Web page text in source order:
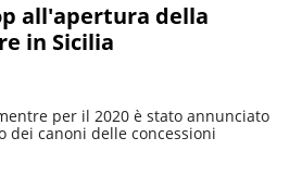
all'apertura della
in Sicilia
per il 2020 è stato annunciato
dei canoni delle concessioni